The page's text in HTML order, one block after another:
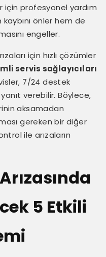
için profesyonel yardım
önler hem de
engeller.
için hızlı çözümler
servis sağlayıcıları
7/24 destek
verebilir. Böylece,
aksamadan
gereken bir diğer
ile arızaların
5 Etkili